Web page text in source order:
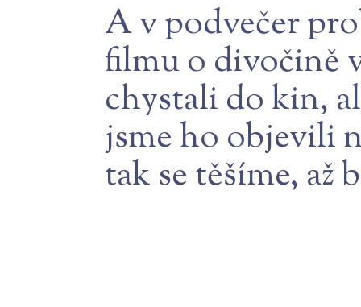
A v podvečer
filmu o divočině
chystali do kin,
jsme ho objevili
tak se těšíme,